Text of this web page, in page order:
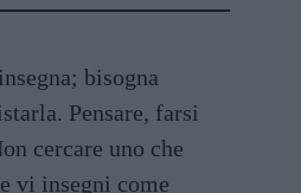
bisogna
Pensare, farsi
cercare uno che
vi insegni come